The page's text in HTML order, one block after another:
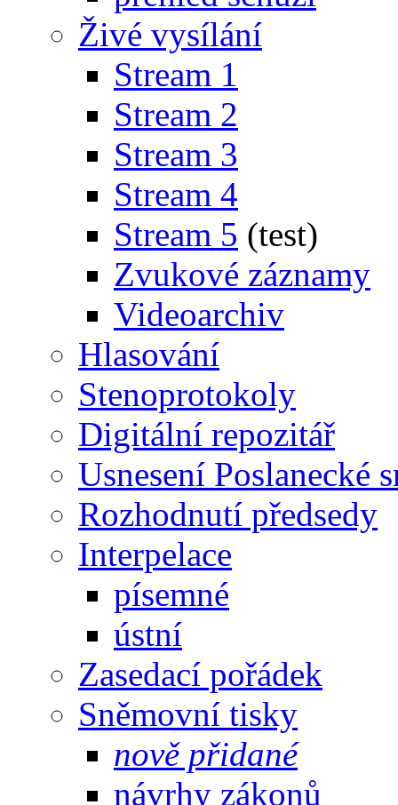
Živé vysílání
Stream 1
Stream 2
Stream 3
Stream 4
Stream 5 (test)
Zvukové záznamy
Videoarchiv
Hlasování
Stenoprotokoly
Digitální repozitář
Usnesení Poslanecké
Rozhodnutí předsedy
Interpelace
písemné
ústní
Zasedací pořádek
Sněmovní tisky
nově přidané
návrhy zákonů